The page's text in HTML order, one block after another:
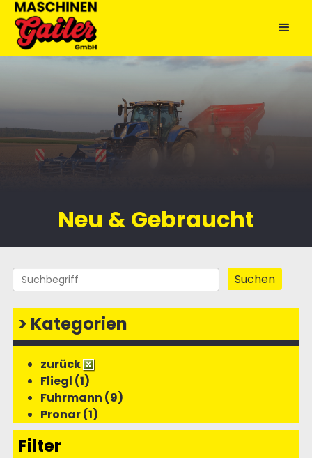
Neu & Gebraucht
> Kategorien
zurück
Fliegl (1)
Fuhrmann (9)
Pronar (1)
Filter